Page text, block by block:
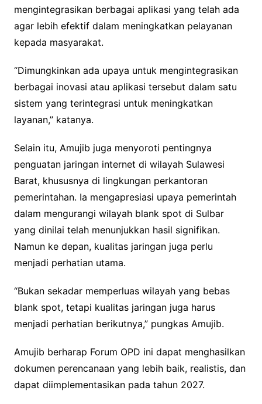
mengintegrasikan berbagai aplikasi yang telah ada
agar lebih efektif dalam meningkatkan pelayanan
kepada masyarakat.
“Dimungkinkan ada upaya untuk mengintegrasikan
berbagai inovasi atau aplikasi tersebut dalam satu
sistem yang terintegrasi untuk meningkatkan
layanan,” katanya.
Selain itu, Amujib juga menyoroti pentingnya
penguatan jaringan internet di wilayah Sulawesi
Barat, khususnya di lingkungan perkantoran
pemerintahan. Ia mengapresiasi upaya pemerintah
dalam mengurangi wilayah blank spot di Sulbar
yang dinilai telah menunjukkan hasil signifikan.
Namun ke depan, kualitas jaringan juga perlu
menjadi perhatian utama.
“Bukan sekadar memperluas wilayah yang bebas
blank spot, tetapi kualitas jaringan juga harus
menjadi perhatian berikutnya,” pungkas Amujib.
Amujib berharap Forum OPD ini dapat menghasilkan
dokumen perencanaan yang lebih baik, realistis, dan
dapat diimplementasikan pada tahun 2027.